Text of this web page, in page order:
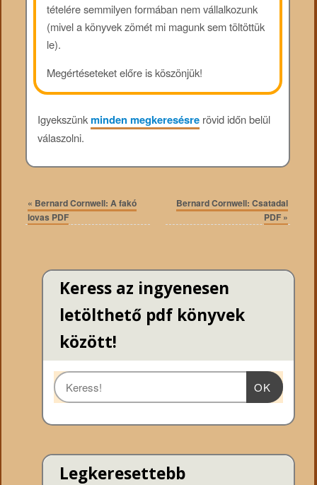
tételére semmilyen formában nem vállalkozunk
(mivel a könyvek zömét mi magunk sem töltöttük
le).
Megértéseteket előre is köszönjük!
Igyekszünkminden megkeresésrerövid időn belül
válaszolni.
« Bernard Cornwell: A fakó
lovas PDF
Bernard Cornwell: Csatadal
PDF »
Keress az ingyenesen
letölthető pdf könyvek
között!
OK
Legkeresettebb